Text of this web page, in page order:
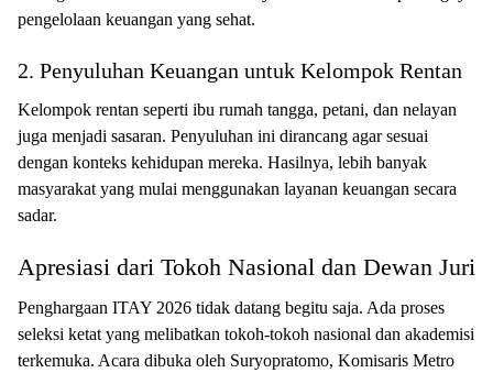
pengelolaan keuangan yang sehat.
2. Penyuluhan Keuangan untuk Kelompok Rentan
Kelompok rentan seperti ibu rumah tangga, petani, dan nelayan
juga menjadi sasaran. Penyuluhan ini dirancang agar sesuai
dengan konteks kehidupan mereka. Hasilnya, lebih banyak
masyarakat yang mulai menggunakan layanan keuangan secara
sadar.
Apresiasi dari Tokoh Nasional dan Dewan Juri
Penghargaan ITAY 2026 tidak datang begitu saja. Ada proses
seleksi ketat yang melibatkan tokoh-tokoh nasional dan akademisi
terkemuka. Acara dibuka oleh Suryopratomo, Komisaris Metro